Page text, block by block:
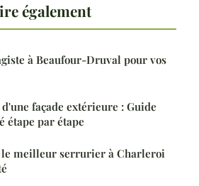
également
à Beaufour-Druval pour vos
façade extérieure : Guide
étape par étape
meilleur serrurier à Charleroi